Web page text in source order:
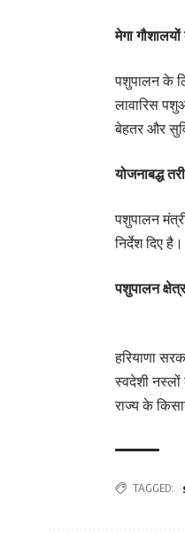
मेगा गौशालयों
पशुपालन के
लावारिस
बेहतर और
योजनाबद्ध
पशुपालन
निर्देश दिए
पशुपालन
हरियाणा
स्वदेशी
राज्य के
TAGGED: